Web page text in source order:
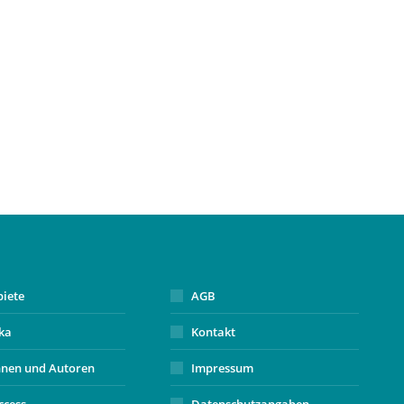
und Autoren
AGB
Kontakt
Impressum